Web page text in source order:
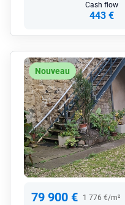
Cash flow
443 €
Nouveau
79 900 € 1 776 €/m²